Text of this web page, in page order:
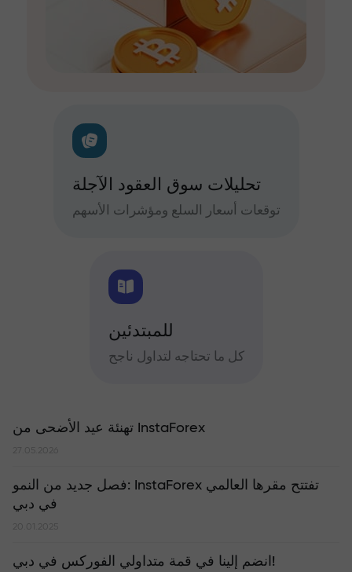
تحليلات سوق العقود الآجلة
توقعات أسعار السلع ومؤشرات الأسهم
للمبتدئين
كل ما تحتاجه لتداول ناجح
تهنئة عيد الأضحى من InstaForex
27.05.2026
​فصل جديد من النمو: InstaForex تفتتح مقرها العالمي
في دبي
20.01.2025
انضم إلينا في قمة متداولي الفوركس في دبي!